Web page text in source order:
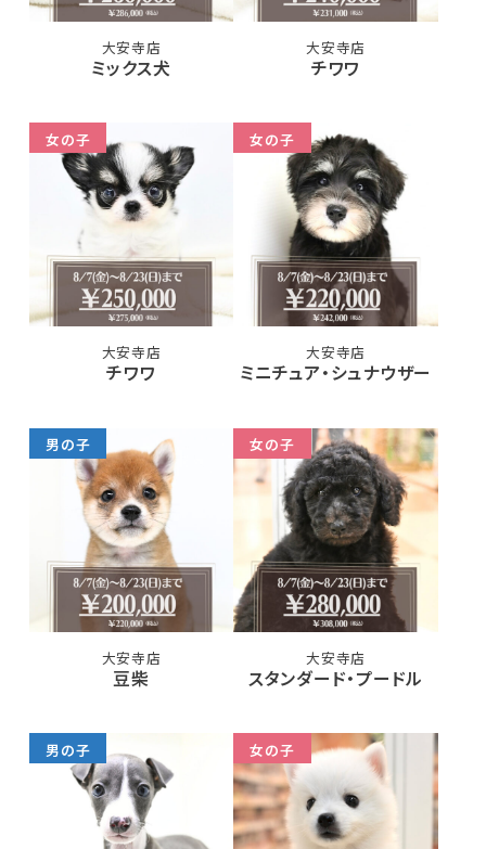
大安寺店
ミックス犬
大安寺店
チワワ
女の子
大安寺店
チワワ
女の子
大安寺店
ミニチュア・シュナウザー
男の子
大安寺店
豆柴
女の子
大安寺店
スタンダード・プードル
男の子 女の子